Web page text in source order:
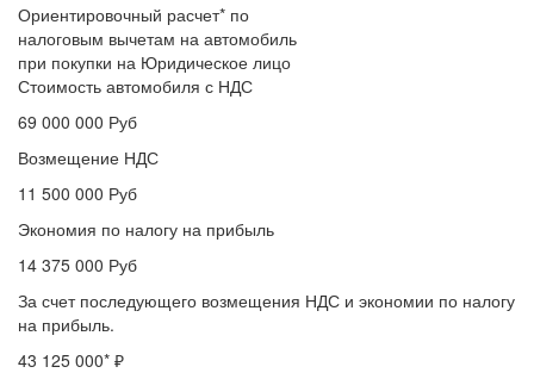
Ориентировочный расчет* по
налоговым вычетам на автомобиль
при покупки на Юридическое лицо
Стоимость автомобиля с НДС
69 000 000 Руб
Возмещение НДС
11 500 000 Руб
Экономия по налогу на прибыль
14 375 000 Руб
За счет последующего возмещения НДС и экономии по налогу
на прибыль.
43 125 000* ₽